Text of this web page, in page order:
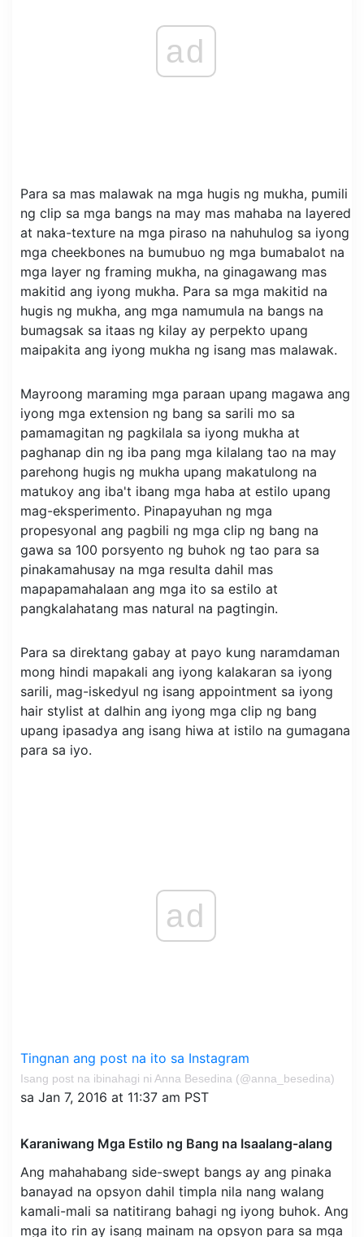
ad
Para sa mas malawak na mga hugis ng mukha, pumili
ng clip sa mga bangs na may mas mahaba na layered
at naka-texture na mga piraso na nahuhulog sa iyong
mga cheekbones na bumubuo ng mga bumabalot na
mga layer ng framing mukha, na ginagawang mas
makitid ang iyong mukha. Para sa mga makitid na
hugis ng mukha, ang mga namumula na bangs na
bumagsak sa itaas ng kilay ay perpekto upang
maipakita ang iyong mukha ng isang mas malawak.
Mayroong maraming mga paraan upang magawa ang
iyong mga extension ng bang sa sarili mo sa
pamamagitan ng pagkilala sa iyong mukha at
paghanap din ng iba pang mga kilalang tao na may
parehong hugis ng mukha upang makatulong na
matukoy ang iba't ibang mga haba at estilo upang
mag-eksperimento. Pinapayuhan ng mga
propesyonal ang pagbili ng mga clip ng bang na
gawa sa 100 porsyento ng buhok ng tao para sa
pinakamahusay na mga resulta dahil mas
mapapamahalaan ang mga ito sa estilo at
pangkalahatang mas natural na pagtingin.
Para sa direktang gabay at payo kung naramdaman
mong hindi mapakali ang iyong kalakaran sa iyong
sarili, mag-iskedyul ng isang appointment sa iyong
hair stylist at dalhin ang iyong mga clip ng bang
upang ipasadya ang isang hiwa at istilo na gumagana
para sa iyo.
ad
Tingnan ang post na ito sa Instagram
Isang post na ibinahagi ni Anna Besedina (@anna_besedina)
sa Jan 7, 2016 at 11:37 am PST
Karaniwang Mga Estilo ng Bang na Isaalang-alang
Ang mahahabang side-swept bangs ay ang pinaka
banayad na opsyon dahil timpla nila nang walang
kamali-mali sa natitirang bahagi ng iyong buhok. Ang
mga ito rin ay isang mainam na opsyon para sa mga